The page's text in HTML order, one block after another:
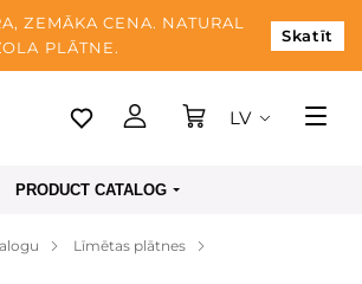
ZEMĀKA CENA. NATURAL
PLĀTNE.
Skatīt
LV
PRODUCT CATALOG
Līmētas plātnes